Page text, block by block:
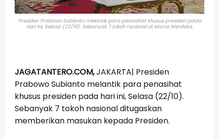
Presiden Prabowo Subianto melantik para penasihat khusus presiden pada
hari ini, Selasa (22/10). Sebanyak 7 tokoh nasional di Istana Merdeka.
JAGATANTERO.COM,JAKARTA| Presiden
Prabowo Subianto melantik para penasihat
khusus presiden pada hari ini, Selasa (22/10).
Sebanyak 7 tokoh nasional ditugaskan
memberikan masukan kepada Presiden.